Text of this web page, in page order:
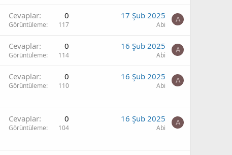
Cevaplar 0
Görüntüleme 117
17 Şub 2025
Abi
A
Cevaplar 0
Görüntüleme 114
16 Şub 2025
Abi
A
Cevaplar 0
Görüntüleme 110
16 Şub 2025
Abi
A
Cevaplar 0
Görüntüleme 104
16 Şub 2025
Abi
A